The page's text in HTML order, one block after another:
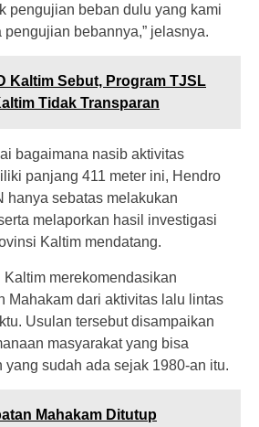
pengujian beban dulu yang kami
bebannya,” jelasnya.
Kaltim Sebut, Program TJSL
Tidak Transparan
bagaimana nasib aktivitas
panjang 411 meter ini, Hendro
hanya sebatas melakukan
melaporkan hasil investigasi
Kaltim mendatang.
merekomendasikan
Mahakam dari aktivitas lalu lintas
Usulan tersebut disampaikan
masyarakat yang bisa
yang sudah ada sejak 1980-an itu.
Mahakam Ditutup